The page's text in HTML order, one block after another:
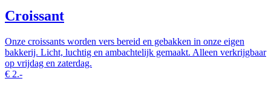
Croissant
Onze croissants worden vers bereid en gebakken in onze eigen
bakkerij. Licht, luchtig en ambachtelijk gemaakt. Alleen verkrijgbaar
op vrijdag en zaterdag.
€ 2.-